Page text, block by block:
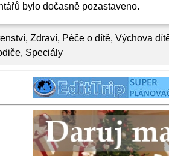
, Zdraví, Péče o dítě, Výchova
, Speciály
bylo dočasně pozastaveno.